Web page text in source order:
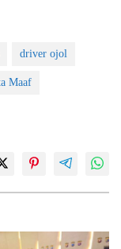
driver ojol
Maaf